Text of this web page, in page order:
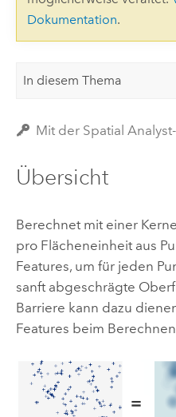
Dokumentation.
In diesem Thema
Mit der Spatial
Übersicht
Berechnet mit einer
pro Flächeneinheit aus
Features, um für jeden
sanft abgeschrägte
Barriere kann dazu
Features beim